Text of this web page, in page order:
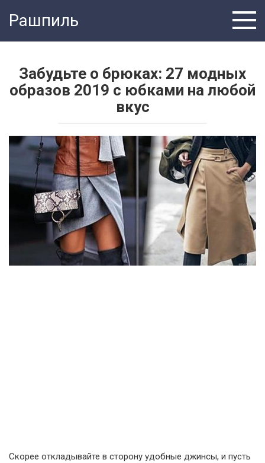
Рашпиль
Забудьте о брюках: 27 модных
образов 2019 с юбками на любой
вкус
Скорее откладывайте в сторону удобные джинсы, и пусть